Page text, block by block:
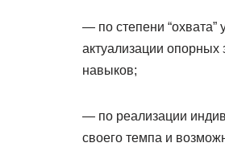
— по степени “охвата”
актуализации опорных
навыков;
— по реализации
своего темпа и